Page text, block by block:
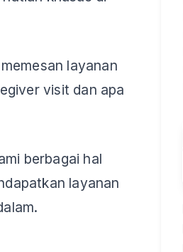
layanan
visit dan apa
berbagai hal
layanan